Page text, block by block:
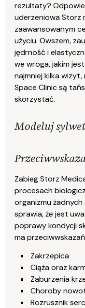
rezultaty?
uderzeniowa Storz
zaawansowanym
użyciu. Owszem,
jędrność i
we wroga, jakim
najmniej kilka
Space Clinic są
skorzystać.
Modeluj
Zabieg Storz
procesach
organizmu
sprawia, że jest
poprawy kondycji
ma
Zakrzepica
Ciąża oraz
Zaburzenia
Choroby
Rozrusznik